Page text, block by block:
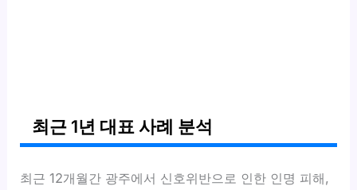
최근 1년 대표 사례 분석
최근 12개월간 광주에서 신호위반으로 인한 인명 피해,